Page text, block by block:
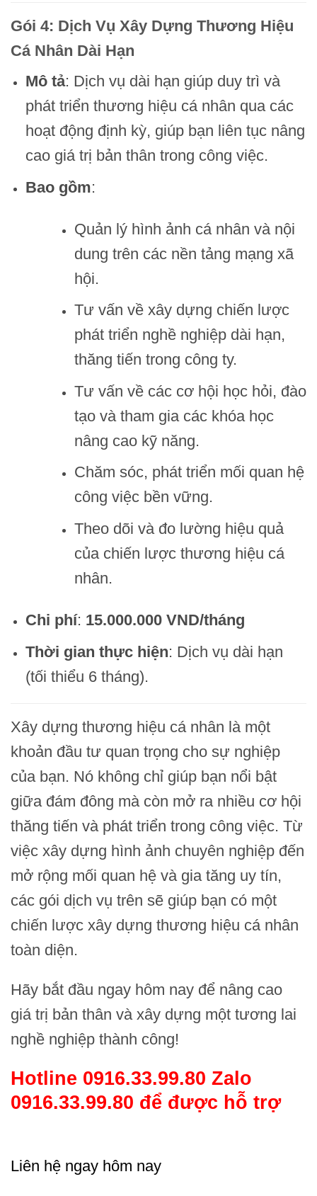
Gói 4: Dịch Vụ Xây Dựng Thương Hiệu
Cá Nhân Dài Hạn
Mô tả: Dịch vụ dài hạn giúp duy trì và
phát triển thương hiệu cá nhân qua các
hoạt động định kỳ, giúp bạn liên tục nâng
cao giá trị bản thân trong công việc.
Bao gồm:
Quản lý hình ảnh cá nhân và nội
dung trên các nền tảng mạng xã
hội.
Tư vấn về xây dựng chiến lược
phát triển nghề nghiệp dài hạn,
thăng tiến trong công ty.
Tư vấn về các cơ hội học hỏi, đào
tạo và tham gia các khóa học
nâng cao kỹ năng.
Chăm sóc, phát triển mối quan hệ
công việc bền vững.
Theo dõi và đo lường hiệu quả
của chiến lược thương hiệu cá
nhân.
Chi phí: 15.000.000 VND/tháng
Thời gian thực hiện: Dịch vụ dài hạn
(tối thiểu 6 tháng).
Xây dựng thương hiệu cá nhân là một
khoản đầu tư quan trọng cho sự nghiệp
của bạn. Nó không chỉ giúp bạn nổi bật
giữa đám đông mà còn mở ra nhiều cơ hội
thăng tiến và phát triển trong công việc. Từ
việc xây dựng hình ảnh chuyên nghiệp đến
mở rộng mối quan hệ và gia tăng uy tín,
các gói dịch vụ trên sẽ giúp bạn có một
chiến lược xây dựng thương hiệu cá nhân
toàn diện.
Hãy bắt đầu ngay hôm nay để nâng cao
giá trị bản thân và xây dựng một tương lai
nghề nghiệp thành công!
Hotline 0916.33.99.80 Zalo
0916.33.99.80 để được hỗ trợ
Liên hệ ngay hôm nay